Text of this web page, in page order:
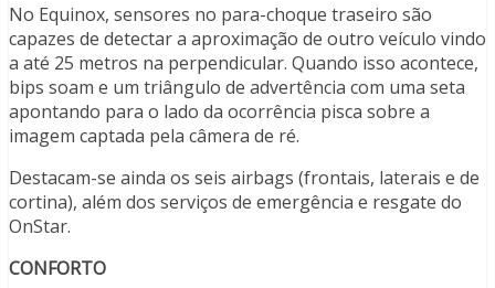
No Equinox, sensores no para-choque traseiro são
capazes de detectar a aproximação de outro veículo vindo
a até 25 metros na perpendicular. Quando isso acontece,
bips soam e um triângulo de advertência com uma seta
apontando para o lado da ocorrência pisca sobre a
imagem captada pela câmera de ré.
Destacam-se ainda os seis airbags (frontais, laterais e de
cortina), além dos serviços de emergência e resgate do
OnStar.
CONFORTO